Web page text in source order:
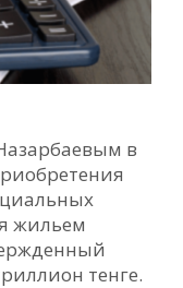
в
жильем
тенге.